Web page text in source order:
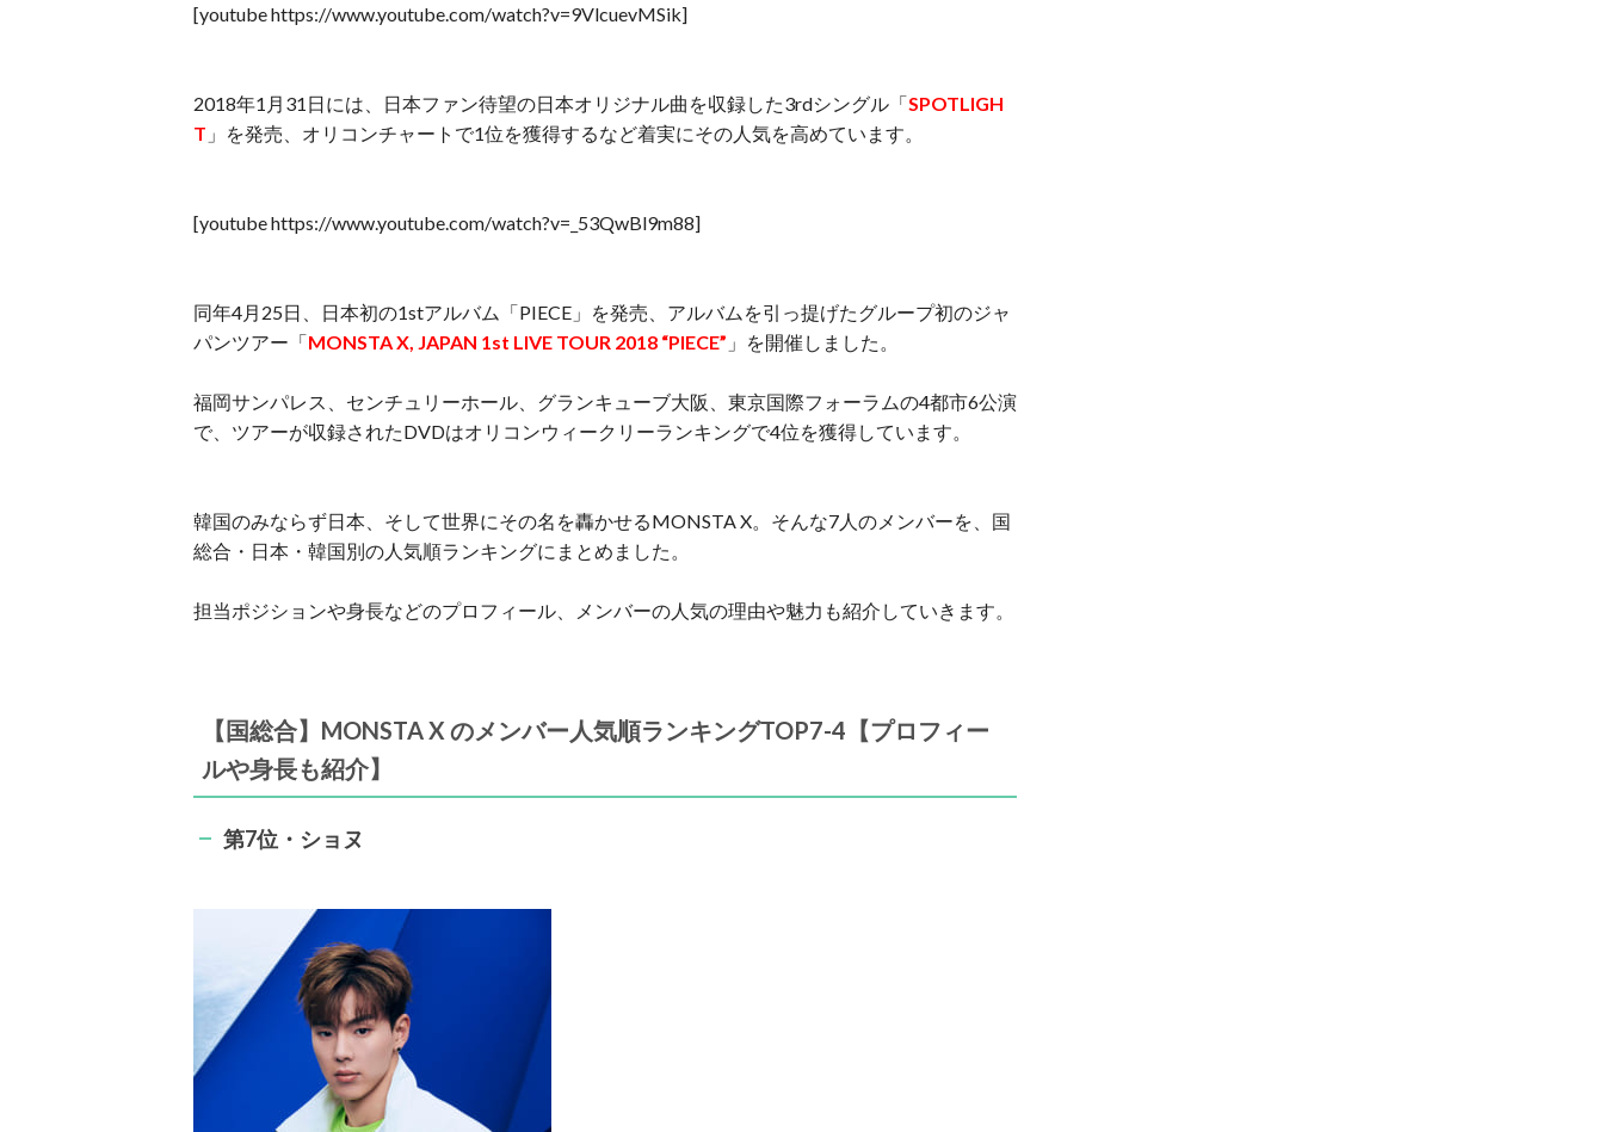
[youtube https://www.youtube.com/watch?v=9VlcuevMSik]
2018年1月31日には、日本ファン待望の日本オリジナル曲を収録した3rdシングル「SPOTLIGH
T 」を発売、オリコンチャートで1位を獲得するなど着実にその人気を高めています。
[youtube https://www.youtube.com/watch?v=_53QwBl9m88]
同年4月25日、日本初の1stアルバム「PIECE」を発売、アルバムを引っ提げたグループ初のジャ
パンツアー「MONSTA X, JAPAN 1st LIVE TOUR 2018 “PIECE” 」を開催しました。
福岡サンパレス、センチュリーホール、グランキューブ大阪、東京国際フォーラムの4都市6公演
で、ツアーが収録されたDVDはオリコンウィークリーランキングで4位を獲得しています。
韓国のみならず日本、そして世界にその名を轟かせるMONSTA X。そんな7人のメンバーを、国
総合・日本・韓国別の人気順ランキングにまとめました。
担当ポジションや身長などのプロフィール、メンバーの人気の理由や魅力も紹介していきます。
【国総合】MONSTA X のメンバー人気順ランキングTOP7-4【プロフィー
ルや身長も紹介】
第7位・ショヌ